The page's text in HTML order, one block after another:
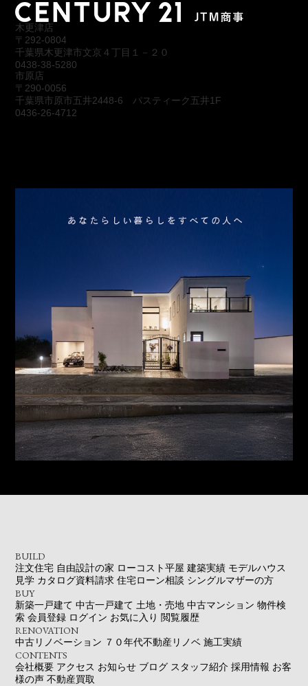
木更津店
〒292-0804
千葉県木更津市文京４丁目１－２０
0438-38-5280
市原店
〒290-0056
千葉県市原市五井2448-6 パスティーク五井1F
0436-26-4712
BUILD
注文住宅 自由設計の家 ローコスト平屋 建築実績 モデルハウス
見学 カタログ資料請求 住宅ローン相談 シングルマザーの方
BUY
新築一戸建て 中古一戸建て 土地・売地 中古マンション 物件検
索 会員登録 ログイン お気に入り 閲覧履歴
RENOVATION
中古リノベーション ７０年代不動産リノベ 施工実績
CONTENTS
会社概要 アクセス お知らせ ブログ スタッフ紹介 採用情報 お客
様の声 不動産買取